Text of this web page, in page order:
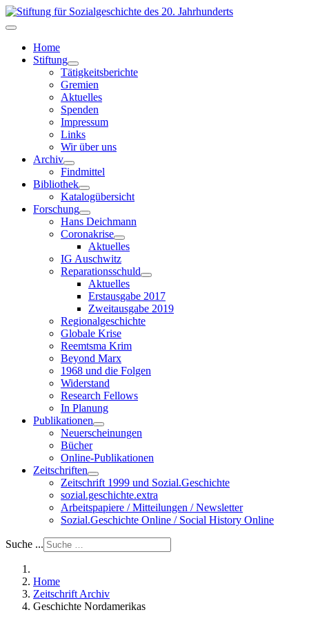
Home
Stiftung
Tätigkeitsberichte
Gremien
Aktuelles
Spenden
Impressum
Links
Wir über uns
Archiv
Findmittel
Bibliothek
Katalogübersicht
Forschung
Hans Deichmann
Coronakrise
Aktuelles
IG Auschwitz
Reparationsschuld
Aktuelles
Erstausgabe 2017
Zweitausgabe 2019
Regionalgeschichte
Globale Krise
Reemtsma Krim
Beyond Marx
1968 und die Folgen
Widerstand
Research Fellows
In Planung
Publikationen
Neuerscheinungen
Bücher
Online-Publikationen
Zeitschriften
Zeitschrift 1999 und Sozial.Geschichte
sozial.geschichte.extra
Arbeitspapiere / Mitteilungen / Newsletter
Sozial.Geschichte Online / Social History Online
Suche ...
Home
Zeitschrift Archiv
Geschichte Nordamerikas